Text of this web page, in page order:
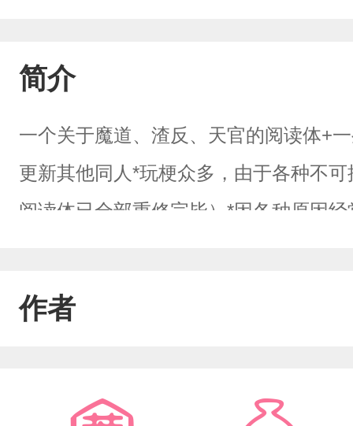
简介
一个关于魔道、渣反、天官的阅读体+
更新其他同人*玩梗众多，由于各种不
阅读体已全部重修完毕）*因各种原因
者慎入*更新时间一般在节假日，更新
特账号:Munan老福特会更新彩蛋，感
作者